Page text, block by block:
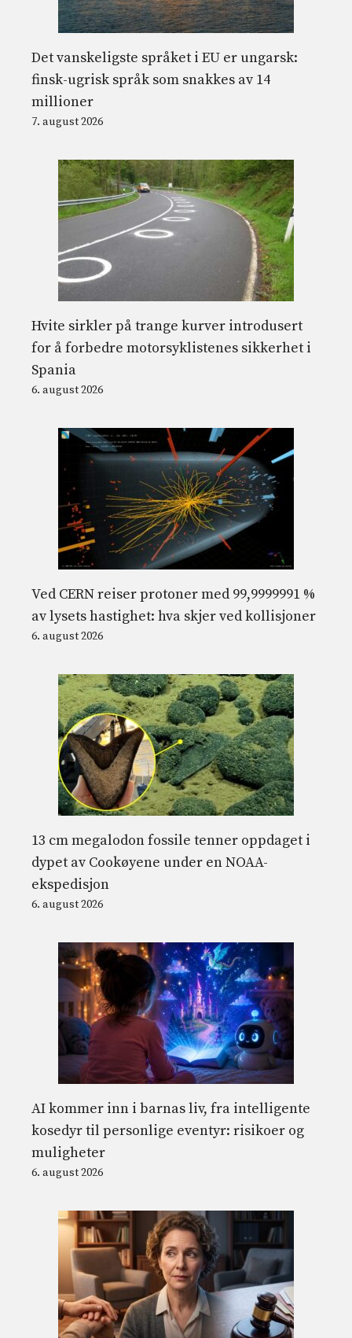
Det vanskeligste språket i EU er ungarsk:
finsk-ugrisk språk som snakkes av 14
millioner
7. august 2026
Hvite sirkler på trange kurver introdusert
for å forbedre motorsyklistenes sikkerhet i
Spania
6. august 2026
Ved CERN reiser protoner med 99,9999991 %
av lysets hastighet: hva skjer ved kollisjoner
6. august 2026
13 cm megalodon fossile tenner oppdaget i
dypet av Cookøyene under en NOAA-
ekspedisjon
6. august 2026
AI kommer inn i barnas liv, fra intelligente
kosedyr til personlige eventyr: risikoer og
muligheter
6. august 2026